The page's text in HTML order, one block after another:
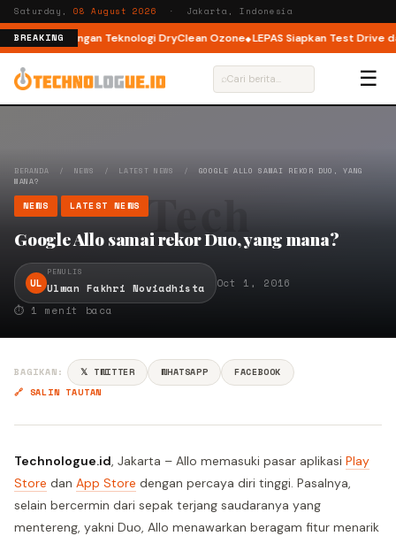
Saturday,08 August 2026 · Jakarta, Indonesia
BREAKING
Load dengan Teknologi DryClean Ozone LEPAS Siapkan Test Drive
⌕ ☰
BERANDA / NEWS / LATEST NEWS / GOOGLE ALLO SAMAI REKOR DUO, YANG
MANA?
NEWS LATEST NEWS
Google Allo samai rekor Duo, yang mana?
UL
PENULIS
Ulwan Fakhri Noviadhista
Oct 1, 2016
⏱ 1 menit baca
BAGIKAN: 𝕏 TWITTER WHATSAPP
FACEBOOK
🔗 SALIN TAUTAN
Technologue.id, Jakarta – Allo memasuki pasar aplikasi Play
Store dan App Store dengan percaya diri tinggi. Pasalnya,
selain bercermin dari sepak terjang saudaranya yang
mentereng, yakni Duo, Allo menawarkan beragam fitur menarik